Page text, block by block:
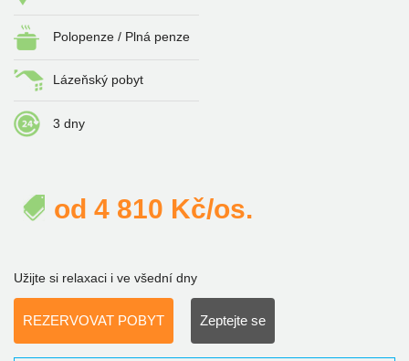
Polopenze / Plná penze
Lázeňský pobyt
3 dny
od 4 810 Kč/os.
Užijte si relaxaci i ve všední dny
REZERVOVAT POBYT Zeptejte se